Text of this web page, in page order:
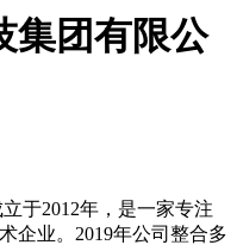
集团有限公
于2012年，是一家专注
企业。2019年公司整合多